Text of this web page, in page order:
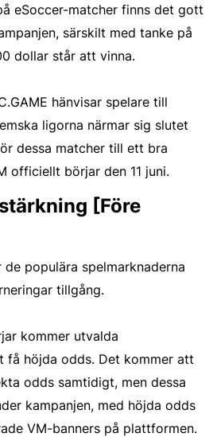
eSoccer-matcher finns det gott
särskilt med tanke på
dollar står att vinna.
hänvisar spelare till
ligorna närmar sig slutet
dessa matcher till ett bra
officiellt börjar den 11 juni.
[Före
populära spelmarknaderna
tillgång.
kommer utvalda
få höjda odds. Det kommer att
odds samtidigt, men dessa
kampanjen, med höjda odds
VM-banners på plattformen.